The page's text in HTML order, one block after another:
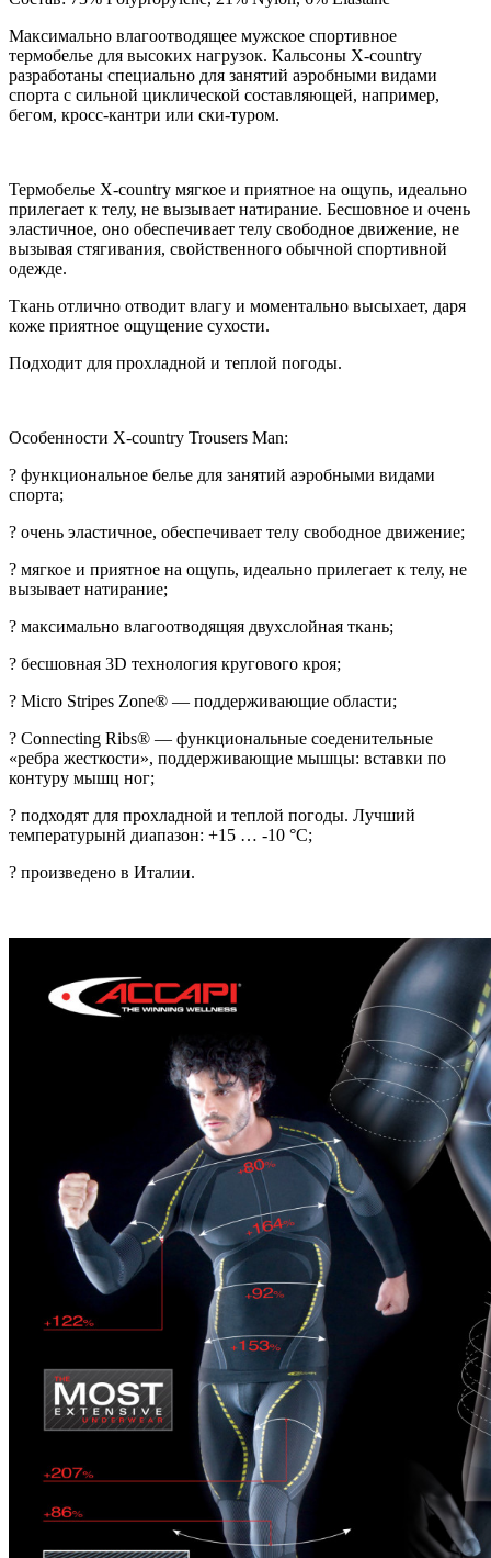
Максимально влагоотводящее мужское спортивное
термобелье для высоких нагрузок. Кальсоны X-country
разработаны специально для занятий аэробными видами
спорта с сильной циклической составляющей, например,
бегом, кросс-кантри или ски-туром.
Термобелье X-сountry мягкое и приятное на ощупь, идеально
прилегает к телу, не вызывает натирание. Бесшовное и очень
эластичное, оно обеспечивает телу свободное движение, не
вызывая стягивания, свойственного обычной спортивной
одежде.
Ткань отлично отводит влагу и моментально высыхает, даря
коже приятное ощущение сухости.
Подходит для прохладной и теплой погоды.
Особенности X-сountry Trousers Man:
? функциональное белье для занятий аэробными видами
спорта;
? очень эластичное, обеспечивает телу свободное движение;
? мягкое и приятное на ощупь, идеально прилегает к телу, не
вызывает натирание;
? максимально влагоотводящяя двухслойная ткань;
? бесшовная 3D технология кругового кроя;
? Micro Stripes Zone® — поддерживающие области;
? Connecting Ribs® — функциональные соеденительные
«ребра жесткости», поддерживающие мышцы: вставки по
контуру мышц ног;
? подходят для прохладной и теплой погоды. Лучший
температурынй диапазон: +15 … -10 °C;
? произведено в Италии.